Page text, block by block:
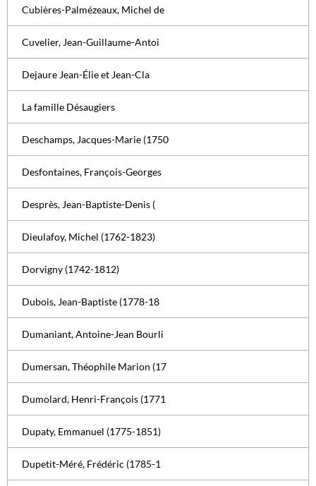
Cubières-Palmézeaux, Michel de
Cuvelier, Jean-Guillaume-Antoi
Dejaure Jean-Élie et Jean-Cla
La famille Désaugiers
Deschamps, Jacques-Marie (1750
Desfontaines, François-Georges
Desprès, Jean-Baptiste-Denis (
Dieulafoy, Michel (1762-1823)
Dorvigny (1742-1812)
Dubois, Jean-Baptiste (1778-18
Dumaniant, Antoine-Jean Bourli
Dumersan, Théophile Marion (17
Dumolard, Henri-François (1771
Dupaty, Emmanuel (1775-1851)
Dupetit-Méré, Frédéric (1785-1